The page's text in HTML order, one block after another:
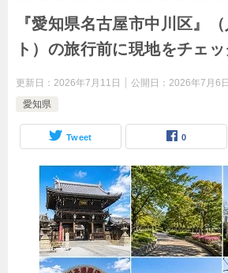
『愛知県名古屋市中川区』
ト）の旅行前に現地をチェッ
更新日： 2026年7月11日 公開日： 2026年7月6日
愛知県
Tweet 0